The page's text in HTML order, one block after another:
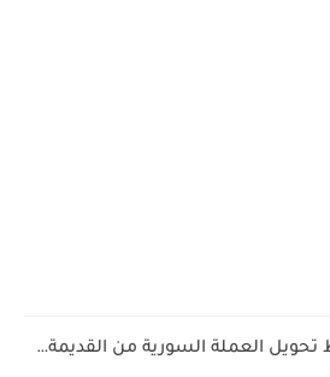
رابط تحويل العملة السورية من القديمة إلى الجديدة 2026